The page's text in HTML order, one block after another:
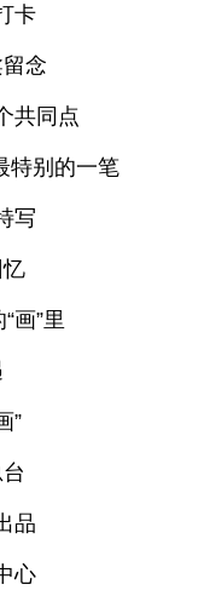
卡
念
共同点
特别的一笔
写
画”里
”
品
心